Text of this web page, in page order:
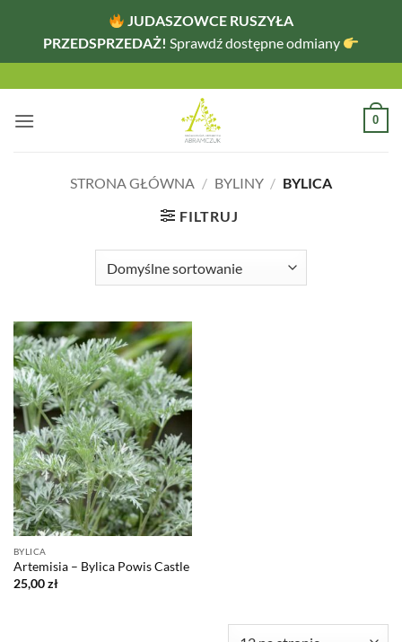
JUDASZOWCE RUSZYŁA
PRZEDSPRZEDAŻ! Sprawdź dostępne odmiany
zawartości
0
STRONA GŁÓWNA / BYLINY / BYLICA
FILTRUJ
BYLICA
Artemisia – Bylica Powis Castle
25,00zł